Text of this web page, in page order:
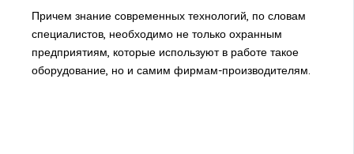
Причем знание современных технологий, по словам
специалистов, необходимо не только охранным
предприятиям, которые используют в работе такое
оборудование, но и самим фирмам-производителям.